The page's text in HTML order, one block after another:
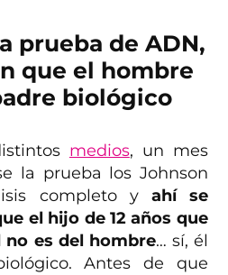
prueba de ADN,
que el hombre
biológico
medios, un mes
la prueba los Johnson
completo y ahí se
el hijo de 12 años que
no es del hombre… sí, él
Antes de que